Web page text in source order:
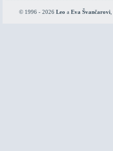
© 1996 - 2026 Leo a Eva Švančarovi